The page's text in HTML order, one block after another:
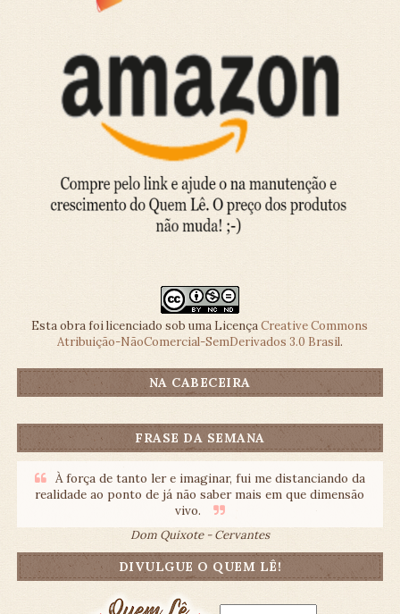
Esta obra foi licenciado sob uma LicençaCreative Commons
Atribuição-NãoComercial-SemDerivados 3.0 Brasil.
NA CABECEIRA
FRASE DA SEMANA
À força de tanto ler e imaginar, fui me distanciando da
realidade ao ponto de já não saber mais em que dimensão
vivo.
Dom Quixote - Cervantes
DIVULGUE O QUEM LÊ!